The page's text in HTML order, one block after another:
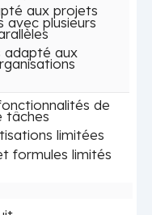
aux projets
avec plusieurs
adapté aux
de
tâches
limitées
formules limités